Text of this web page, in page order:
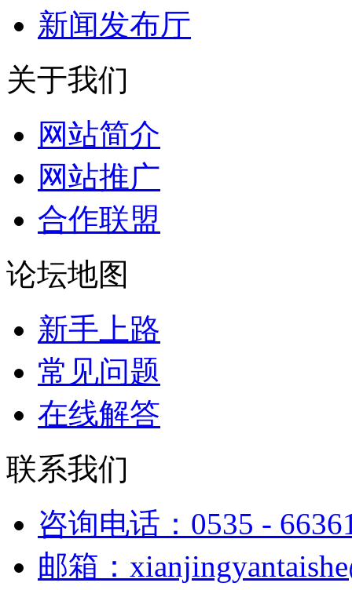
新闻发布厅
关于我们
网站简介
网站推广
合作联盟
论坛地图
新手上路
常见问题
在线解答
联系我们
咨询电话：0535 -
邮箱：